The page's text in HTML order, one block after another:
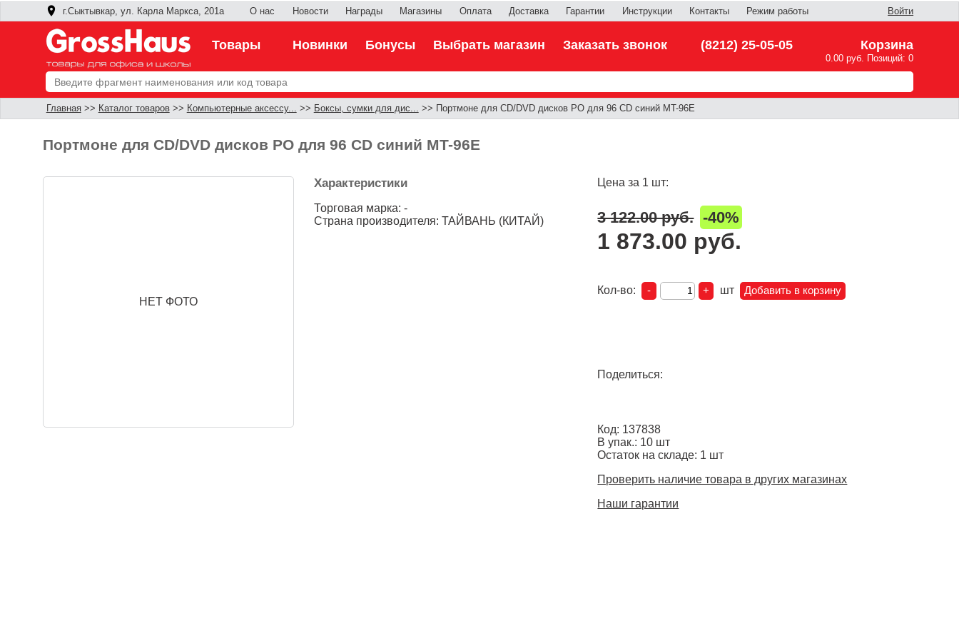
г.Сыктывкар, ул. Карла Маркса, 201а О нас Новости Награды Магазины Оплата Доставка Гарантии Инструкции Контакты Режим работы Войти
Товары Новинки Бонусы Выбрать магазин Заказать звонок (8212) 25-05-05 Корзина
0.00 руб. Позиций: 0
Главная>> Каталог товаров>> Компьютерные аксессу... >> Боксы, сумки для дис... >> Портмоне для CD/DVD дисков РО для 96 CD синий MT-96E
Портмоне для CD/DVD дисков РО для 96 CD синий MT-96E
НЕТ ФОТО
Характеристики
Торговая марка: -
Страна производителя: ТАЙВАНЬ (КИТАЙ)
Цена за 1 шт:
3 122.00 руб. -40%
1 873.00 руб.
Кол-во: шт
Поделиться:
Код: 137838
В упак.: 10 шт
Остаток на складе: 1 шт
Проверить наличие товара в других магазинах
Наши гарантии